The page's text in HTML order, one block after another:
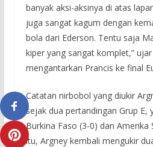
banyak aksi-aksinya di atas
juga sangat kagum dengan
bola dari Ederson. Tentu saja
kiper yang sangat komplet,”
mengantarkan Prancis ke final
Catatan nirbobol yang diukir
sejak dua pertandingan Grup E,
Burkina Faso (3-0) dan Amerika
itu, Argney kembali mengukir